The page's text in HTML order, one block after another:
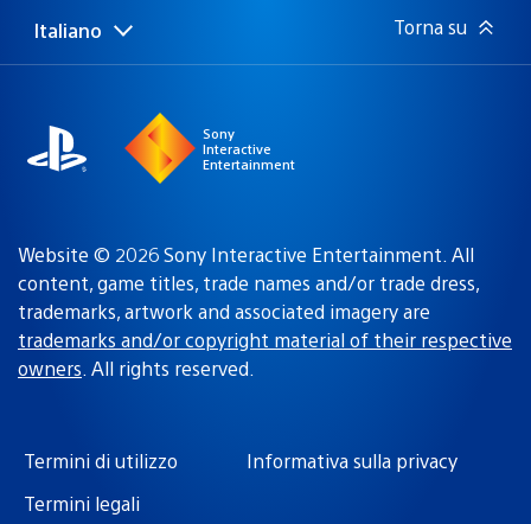
Seleziona
Regione
Italiano Torna su
Sony
Interactive
Entertainment
Website © 2026 Sony Interactive Entertainment. All
content, game titles, trade names and/or trade dress,
trademarks, artwork and associated imagery are
trademarks and/or copyright material of their respective
owners. All rights reserved.
Termini di utilizzo
Informativa sulla privacy
Termini legali